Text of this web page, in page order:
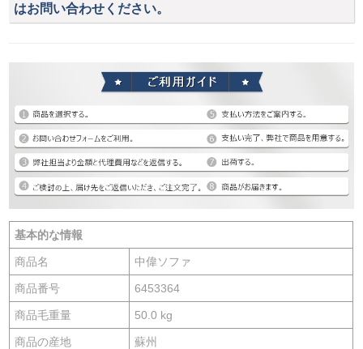
はお問い合わせください。
基本的な情報
商品名 中偉ソファ
商品番号 6453364
商品毛重量 50.0 kg
商品の産地 蘇州